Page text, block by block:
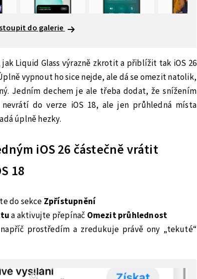
do galerie
Liquid Glass výrazně zkrotit a přiblížit tak iOS 26
vypnout ho sice nejde, ale dá se omezit natolik,
Jedním dechem je ale třeba dodat, že snížením
do verze iOS 18, ale jen průhledná místa
úplně hezky.
iOS 26 částečně vrátit
18
do sekce Zpřístupnění
a aktivujte přepínač Omezit průhlednost
prostředím a zredukuje právě ony „tekuté“